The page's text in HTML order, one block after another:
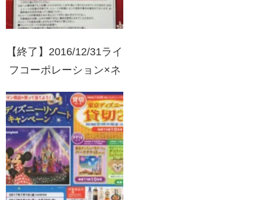
【終了】2016/12/31ライ
フコーポレーション×ネ